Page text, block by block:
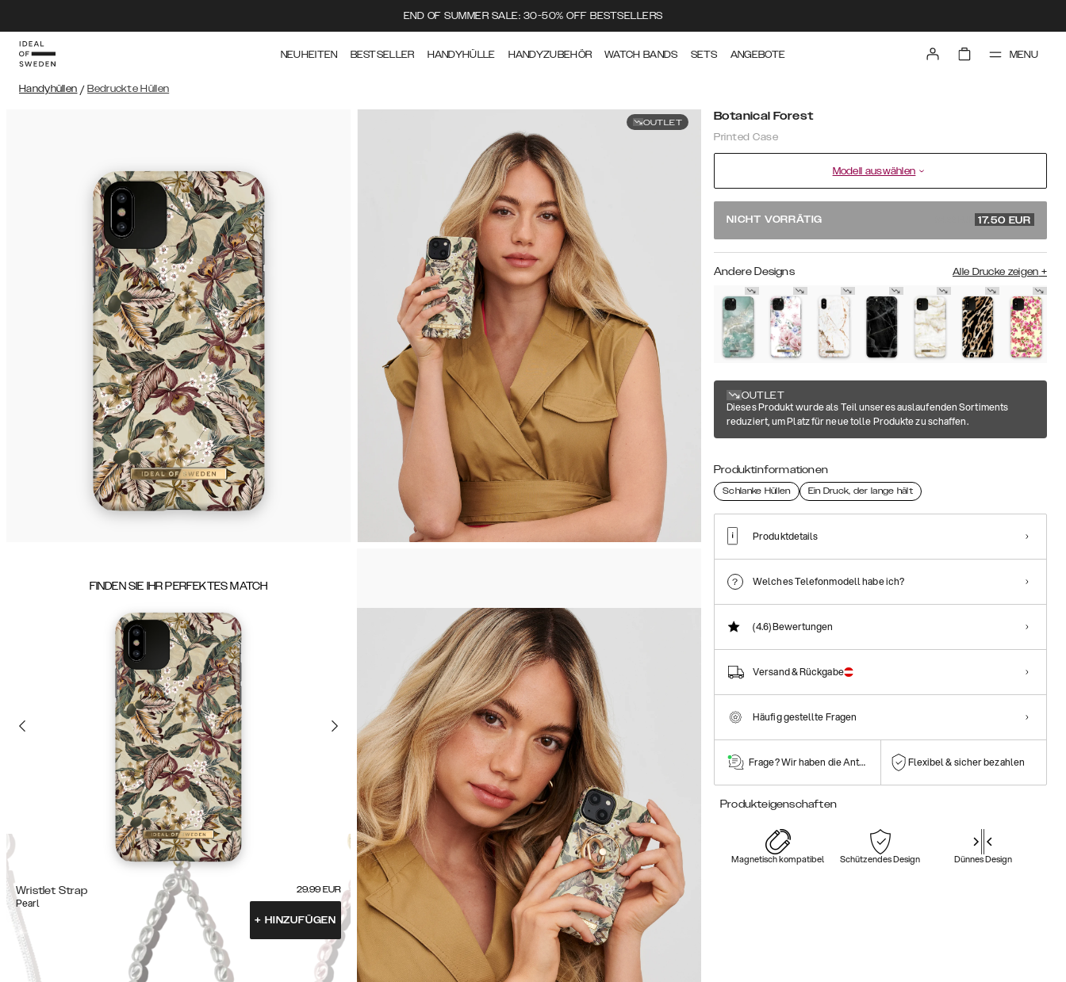
END OF SUMMER SALE: 30-50% OFF BESTSELLERS
NEUHEITEN BESTSELLER HANDYHÜLLE HANDYZUBEHÖR WATCH BANDS SETS ANGEBOTE MENU
Handyhüllen / Bedruckte Hüllen
OUTLET
FINDEN SIE IHR PERFEKTES MATCH
Wristlet Strap
Pearl
29.99 EUR
+ HINZUFÜGEN
Botanical Forest
Printed Case
Modell auswählen
NICHT VORRÄTIG 17.50 EUR
Andere Designs Alle Drucke zeigen +
OUTLET
Dieses Produkt wurde als Teil unseres auslaufenden Sortiments
reduziert, um Platz für neue tolle Produkte zu schaffen.
Produktinformationen
Schlanke Hüllen Ein Druck, der lange hält
Produktdetails
Welches Telefonmodell habe ich?
(4.6)Bewertungen
Versand & Rückgabe
Häufig gestellte Fragen
Frage? Wir haben die Antwort! Flexibel & sicher bezahlen
Produkteigenschaften
Magnetisch kompatibel Schützendes Design Dünnes Design